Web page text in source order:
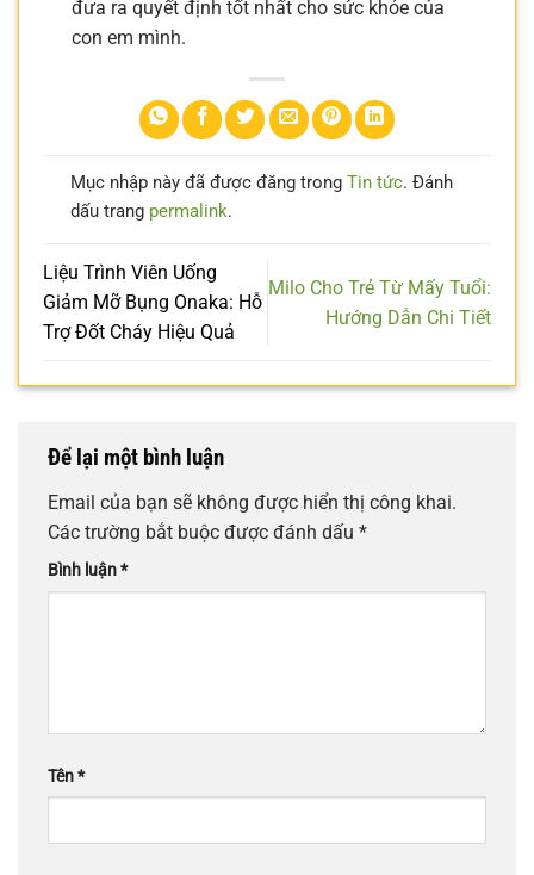
đưa ra quyết định tốt nhất cho sức khỏe của
con em mình.
Mục nhập này đã được đăng trong Tin tức. Đánh
dấu trang permalink.
Liệu Trình Viên Uống
Giảm Mỡ Bụng Onaka: Hỗ
Trợ Đốt Cháy Hiệu Quả
Milo Cho Trẻ Từ Mấy Tuổi:
Hướng Dẫn Chi Tiết
Để lại một bình luận
Email của bạn sẽ không được hiển thị công khai.
Các trường bắt buộc được đánh dấu *
Bình luận*
Tên*